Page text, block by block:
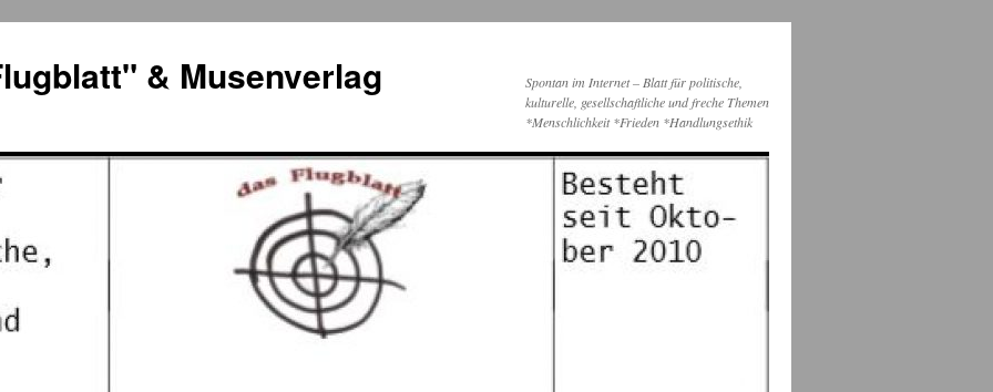
& Musenverlag
Spontan im Internet – Blatt für politische,
kulturelle, gesellschaftliche und freche Themen
*Menschlichkeit *Frieden *Handlungsethik